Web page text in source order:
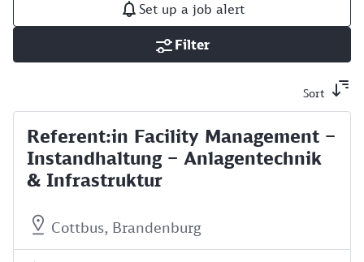
Set up a job alert
Filter
Sort
Referent:in Facility Management –
Instandhaltung – Anlagentechnik
& Infrastruktur
Cottbus, Brandenburg